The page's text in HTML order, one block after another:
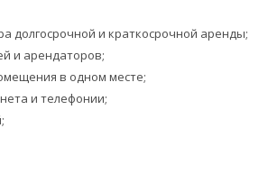
долгосрочной и краткосрочной аренды;
и арендаторов;
в одном месте;
и телефонии;